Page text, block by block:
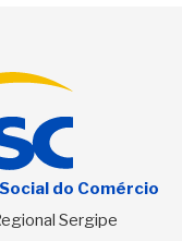
do Comércio
Sergipe